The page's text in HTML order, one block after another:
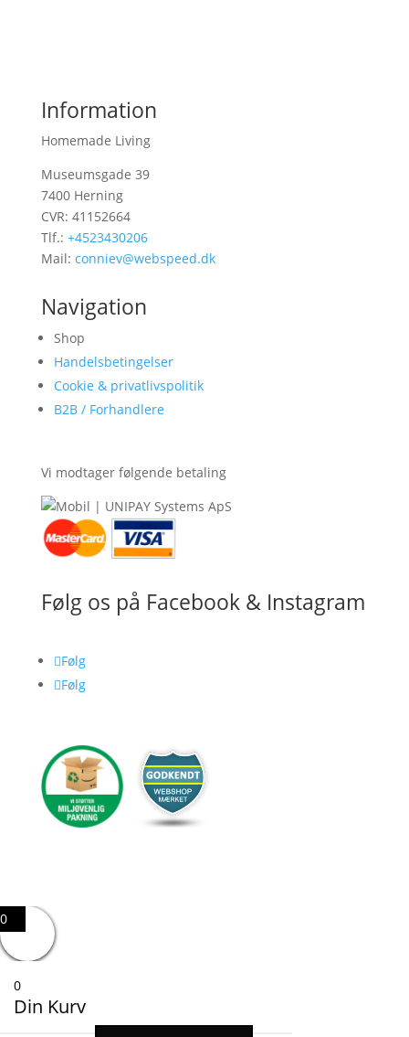
Information
Homemade Living
Museumsgade 39
7400 Herning
CVR: 41152664
Tlf.: +4523430206
Mail: conniev@webspeed.dk
Navigation
Shop
Handelsbetingelser
Cookie & privatlivspolitik
B2B / Forhandlere
Vi modtager følgende betaling
Følg os på Facebook & Instagram
Følg
Følg
0
0
Din Kurv